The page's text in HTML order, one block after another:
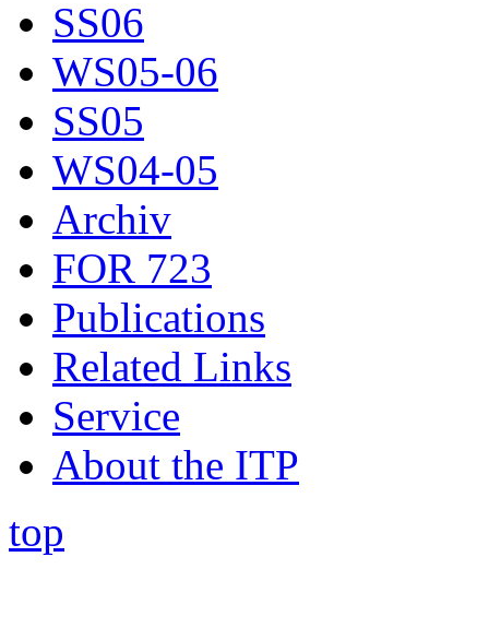
SS06
WS05-06
SS05
WS04-05
Archiv
FOR 723
Publications
Related Links
Service
About the ITP
top